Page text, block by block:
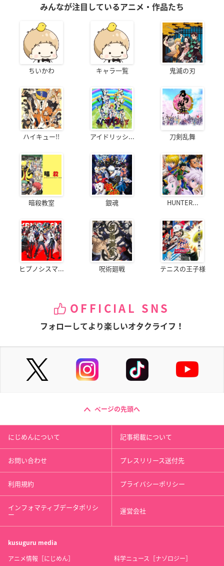
みんなが注目しているアニメ・作品たち
ちいかわ キャラ一覧 鬼滅の刃
ハイキュー!! アイドリッシ... 刀剣乱舞
暗殺教室 銀魂 HUNTER...
ヒプノシスマ... 呪術廻戦 テニスの王子様
OFFICIAL SNS
フォローしてより楽しいオタクライフ！
ページの先頭へ
にじめんについて 記事掲載について
お問い合わせ プレスリリース送付先
利用規約 プライバシーポリシー
インフォマティブデータポリシ
ー 運営会社
kusuguru media
アニメ情報［にじめん］
科学ニュース［ナゾロジー］